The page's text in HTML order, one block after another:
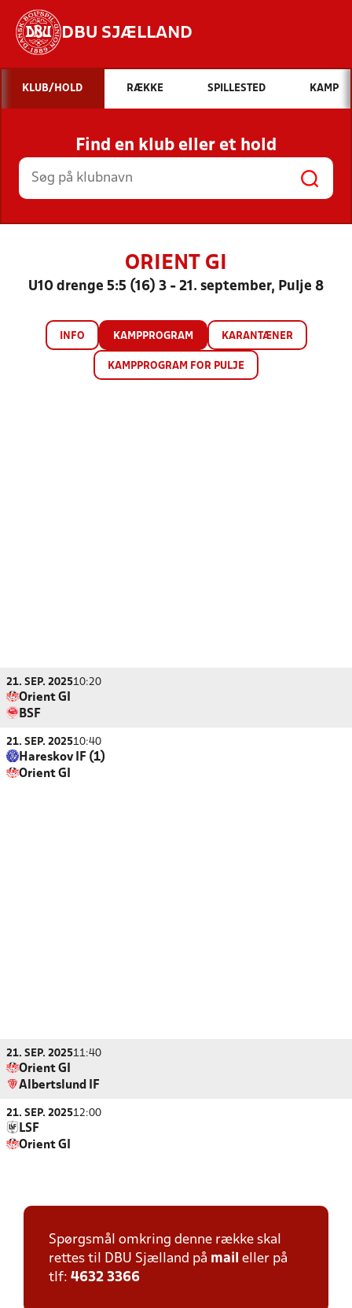
DBU SJÆLLAND
Hvad vil du søge efter?
INDHOLD OG NYHEDER
STILLINGER, RESULTATER, KLUBBER OG
HOLD
KLUB/HOLD RÆKKE SPILLESTED KAMP
Find en klub eller et hold
ORIENT GI
U10 drenge 5:5 (16) 3 - 21. september, Pulje 8
INFO KAMPPROGRAM KARANTÆNER
KAMPPROGRAM FOR PULJE
21. SEP. 202510:20
Orient GI
BSF
21. SEP. 202510:40
Hareskov IF (1)
Orient GI
21. SEP. 202511:40
Orient GI
Albertslund IF
21. SEP. 202512:00
LSF
Orient GI
Spørgsmål omkring denne række skal
rettes til DBU Sjælland på mail eller på
tlf: 4632 3366